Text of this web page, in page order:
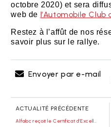
octobre 2020) et sera
web de l’Automobile
Restez à l’affût de nos
savoir plus sur le rallye.
Envoyer par e-mail
ACTUALITÉ PRÉCÉDENTE
Alfaloc reçoit le Certificat d’Excellence